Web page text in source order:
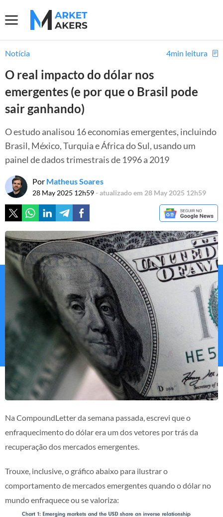
Notícia 4min leitura
O real impacto do dólar nos
emergentes (e por que o Brasil pode
sair ganhando)
O estudo analisou 16 economias emergentes, incluindo
Brasil, México, Turquia e África do Sul, usando um
painel de dados trimestrais de 1996 a 2019
Por Matheus Soares
28 May 2025 12h59- atualizado em 28 May 2025 12h59
Na CompoundLetter da semana passada, escrevi que o
enfraquecimento do dólar era um dos vetores por trás da
recuperação dos mercados emergentes.
Trouxe, inclusive, o gráfico abaixo para ilustrar o
comportamento de mercados emergentes quando o dólar no
mundo enfraquece ou se valoriza: